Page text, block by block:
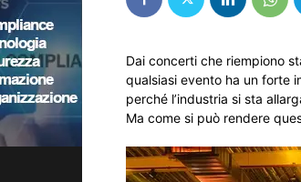
Dai concerti che riempiono
qualsiasi evento ha un forte
perché l’industria si sta
Ma come si può rendere